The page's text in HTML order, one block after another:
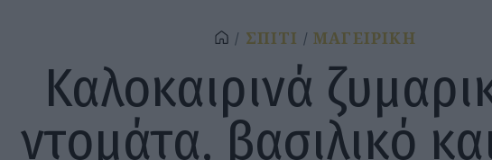
ΣΠΙΤΙ ΜΑΓΕΙΡΙΚΗ
Καλοκαιρινά
ντομάτα, βασιλικό